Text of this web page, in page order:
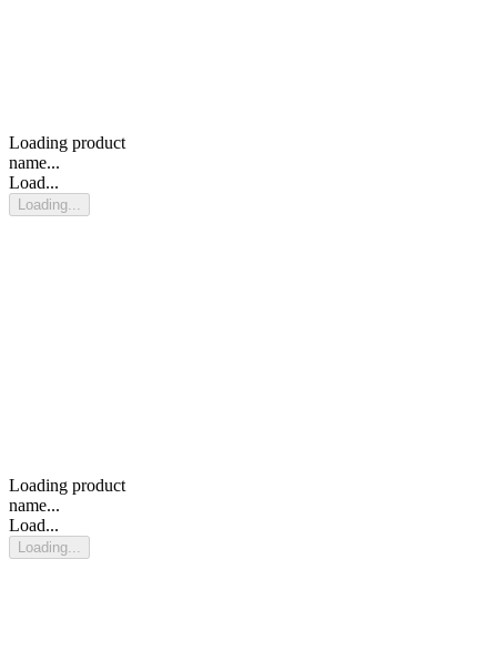
Loading product
name...
Load...
Loading...
Loading product
name...
Load...
Loading...